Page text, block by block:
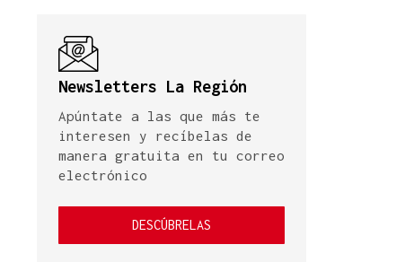
Newsletters La Región
Apúntate a las que más te
interesen y recíbelas de
manera gratuita en tu correo
electrónico
DESCÚBRELAS